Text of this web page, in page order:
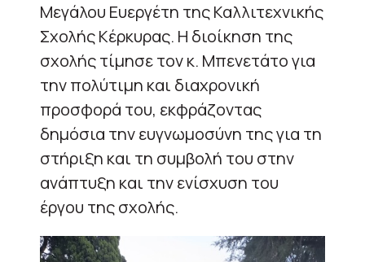
Μεγάλου Ευεργέτη της Καλλιτεχνικής
Σχολής Κέρκυρας. Η διοίκηση της
σχολής τίμησε τον κ. Μπενετάτο για
την πολύτιμη και διαχρονική
προσφορά του, εκφράζοντας
δημόσια την ευγνωμοσύνη της για τη
στήριξη και τη συμβολή του στην
ανάπτυξη και την ενίσχυση του
έργου της σχολής.